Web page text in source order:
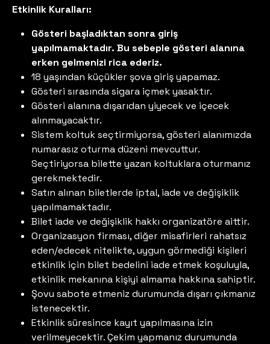
Etkinlik Kuralları:
Gösteri başladıktan sonra giriş
yapılmamaktadır. Bu sebeple gösteri alanına
erken gelmenizi rica ederiz.
18 yaşından küçükler şova giriş yapamaz.
Gösteri sırasında sigara içmek yasaktır.
Gösteri alanına dışarıdan yiyecek ve içecek
alınmayacaktır.
Sistem koltuk seçtirmiyorsa, gösteri alanımızda
numarasız oturma düzeni mevcuttur.
Seçtiriyorsa bilette yazan koltuklara oturmanız
gerekmektedir.
Satın alınan biletlerde iptal, iade ve değişiklik
yapılmamaktadır.
Bilet iade ve değişiklik hakkı organizatöre aittir.
Organizasyon firması, diğer misafirleri rahatsız
eden/edecek nitelikte, uygun görmediği kişileri
etkinlik için bilet bedelini iade etmek koşuluyla,
etkinlik mekanına kişiyi almama hakkına sahiptir.
Şovu sabote etmeniz durumunda dışarı çıkmanız
istenecektir.
Etkinlik süresince kayıt yapılmasına izin
verilmeyecektir. Çekim yapmanız durumunda